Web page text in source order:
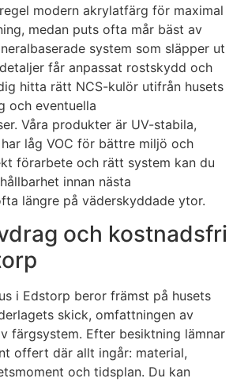
modern akrylatfärg för maximal
medan puts ofta mår bäst av
system som släpper ut
får anpassat rostskydd och
hitta rätt NCS-kulör utifrån husets
och eventuella
Våra produkter är UV-stabila,
låg VOC för bättre miljö och
förarbete och rätt system kan du
innan nästa
längre på väderskyddade ytor.
och kostnadsfri
i Edstorp beror främst på husets
skick, omfattningen av
färgsystem. Efter besiktning lämnar
offert där allt ingår: material,
och tidsplan. Du kan